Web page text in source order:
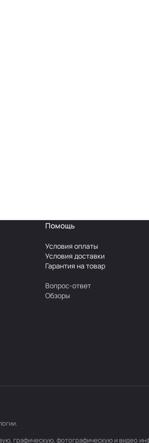
Помощь
Условия оплаты
Условия доставки
Гарантия на товар
Вопрос-ответ
Обзоры
.
графическую, фотографическую и видео